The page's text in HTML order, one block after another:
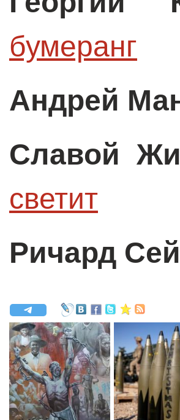
бумеранг
Андрей
Славой
светит
Ричард